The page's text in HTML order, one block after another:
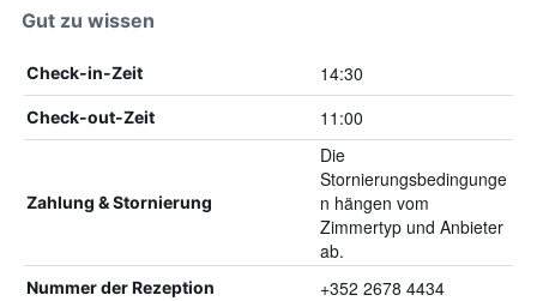
Gut zu wissen
Check-in-Zeit 14:30
Check-out-Zeit 11:00
Zahlung & Stornierung
Die
Stornierungsbedingunge
n hängen vom
Zimmertyp und Anbieter
ab.
Nummer der Rezeption +352 2678 4434